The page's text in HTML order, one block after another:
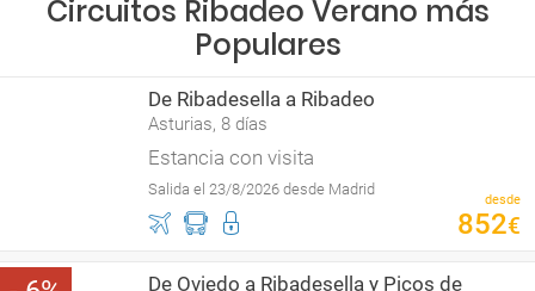
Circuitos Ribadeo Verano más
Populares
De Ribadesella a Ribadeo
Asturias, 8 días
Estancia con visita
Salida el 23/8/2026 desde Madrid
desde
852€
De Oviedo a Ribadesella y Picos de